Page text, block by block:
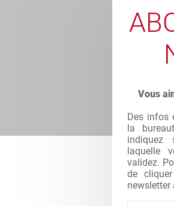
Vous
Des infos
la
indiquez
laquelle
validez.
de
newsletter